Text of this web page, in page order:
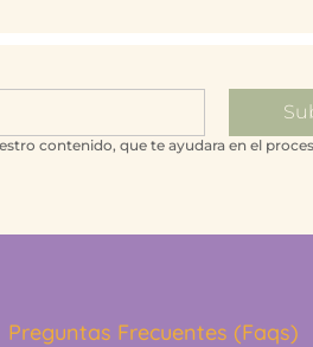
contenido, que te ayudara en el
Preguntas Frecuentes (Faqs)